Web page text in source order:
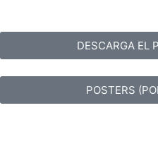
DESCARGA EL
POSTERS